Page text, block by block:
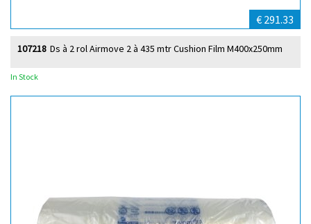
€ 291.33
Ds à 2 rol Airmove 2 à 435 mtr Cushion Film M400x250mm
107218
In Stock